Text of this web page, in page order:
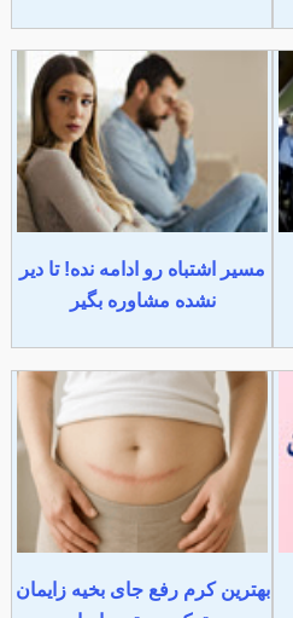
مسیر اشتباه رو ادامه نده! تا دیر
نشده مشاوره بگیر
بهترین کرم رفع جای بخیه زایمان